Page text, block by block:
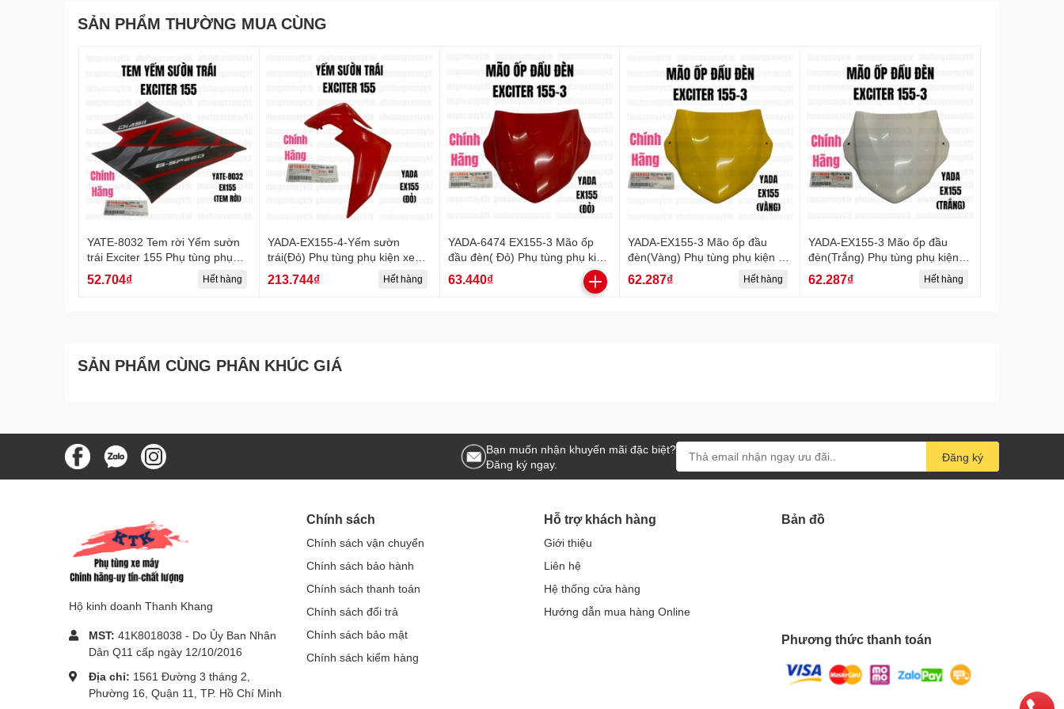
SẢN PHẨM THƯỜNG MUA CÙNG
YATE-8032 Tem rời Yếm sườn
trái Exciter 155 Phụ tùng phụ
kiện xe máy-[Yamaha]
52.704₫ Hết hàng
YADA-EX155-4-Yếm sườn
trái(Đỏ) Phụ tùng phụ kiện xe
máy-[Yamaha]
213.744₫ Hết hàng
YADA-6474 EX155-3 Mão ốp
đầu đèn( Đỏ) Phụ tùng phụ kiện
xe máy-[Yamaha]
63.440₫
YADA-EX155-3 Mão ốp đầu
đèn(Vàng) Phụ tùng phụ kiện xe
máy-[Yamaha]
62.287₫ Hết hàng
YADA-EX155-3 Mão ốp đầu
đèn(Trắng) Phụ tùng phụ kiện
xe máy-[Yamaha]
62.287₫ Hết hàng
SẢN PHẨM CÙNG PHÂN KHÚC GIÁ
Bạn muốn nhận khuyến mãi đặc biệt?
Đăng ký ngay.
Đăng ký
Hộ kinh doanh Thanh Khang
MST: 41K8018038 - Do Ủy Ban Nhân
Dân Q11 cấp ngày 12/10/2016
Địa chỉ: 1561 Đường 3 tháng 2,
Phường 16, Quận 11, TP. Hồ Chí Minh
Chính sách
Chính sách vận chuyển
Chính sách bảo hành
Chính sách thanh toán
Chính sách đổi trả
Chính sách bảo mật
Chính sách kiểm hàng
Hỗ trợ khách hàng
Giới thiệu
Liên hệ
Hệ thống cửa hàng
Hướng dẫn mua hàng Online
Bản đồ
Phương thức thanh toán